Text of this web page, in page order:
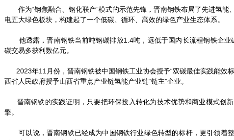
作为“钢焦融合、钢化联产”模式的示范先锋，晋南钢铁布局了先进氢能
电五大绿色板块，构建起了一个低碳、循环、高效的绿色产业生态体系。
他透露，晋南钢铁当前吨钢碳排放1.4吨，远低于国内长流程钢铁企业
碳交易多获利数亿元。
2023年11月份，晋南钢铁被中国钢铁工业协会授予“双碳最佳实践能效
西省人民政府授予山西省重点产业链氢能产业链“链主”企业。
晋南钢铁的实践证明，只要把环保投入转化为技术优势和商业模式创新
擎。
可以说，晋南钢铁已经成为中国钢铁行业绿色转型的标杆，更引领着